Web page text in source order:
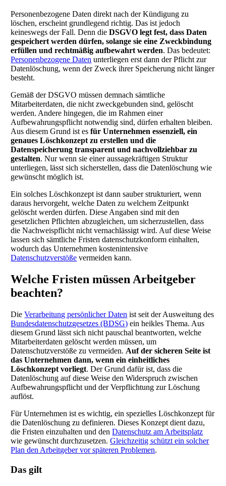
Personenbezogene Daten direkt nach der Kündigung zu
löschen, erscheint grundlegend richtig. Das ist jedoch
keineswegs der Fall. Denn dieDSGVO legt fest, dass Daten
gespeichert werden dürfen, solange sie eine Zweckbindung
erfüllen und rechtmäßig aufbewahrt werden. Das bedeutet:
Personenbezogene Daten unterliegen erst dann der Pflicht zur
Datenlöschung, wenn der Zweck ihrer Speicherung nicht länger
besteht.
Gemäß der DSGVO müssen demnach sämtliche
Mitarbeiterdaten, die nicht zweckgebunden sind, gelöscht
werden. Andere hingegen, die im Rahmen einer
Aufbewahrungspflicht notwendig sind, dürfen erhalten bleiben.
Aus diesem Grund ist esfür Unternehmen essenziell, ein
genaues Löschkonzept zu erstellen und die
Datenspeicherung transparent und nachvollziehbar zu
gestalten. Nur wenn sie einer aussagekräftigen Struktur
unterliegen, lässt sich sicherstellen, dass die Datenlöschung wie
gewünscht möglich ist.
Ein solches Löschkonzept ist dann sauber strukturiert, wenn
daraus hervorgeht, welche Daten zu welchem Zeitpunkt
gelöscht werden dürfen. Diese Angaben sind mit den
gesetzlichen Pflichten abzugleichen, um sicherzustellen, dass
die Nachweispflicht nicht vernachlässigt wird. Auf diese Weise
lassen sich sämtliche Fristen datenschutzkonform einhalten,
wodurch das Unternehmen kostenintensive
Datenschutzverstöße vermeiden kann.
Welche Fristen müssen Arbeitgeber
beachten?
DieVerarbeitung persönlicher Daten ist seit der Ausweitung des
Bundesdatenschutzgesetzes (BDSG) ein heikles Thema. Aus
diesem Grund lässt sich nicht pauschal beantworten, welche
Mitarbeiterdaten gelöscht werden müssen, um
Datenschutzverstöße zu vermeiden. Auf der sicheren Seite ist
das Unternehmen dann, wenn ein einheitliches
Löschkonzept vorliegt. Der Grund dafür ist, dass die
Datenlöschung auf diese Weise den Widerspruch zwischen
Aufbewahrungspflicht und der Verpflichtung zur Löschung
auflöst.
Für Unternehmen ist es wichtig, ein spezielles Löschkonzept für
die Datenlöschung zu definieren. Dieses Konzept dient dazu,
die Fristen einzuhalten und denDatenschutz am Arbeitsplatz
wie gewünscht durchzusetzen.Gleichzeitig schützt ein solcher
Plan den Arbeitgeber vor späteren Problemen.
Das gilt